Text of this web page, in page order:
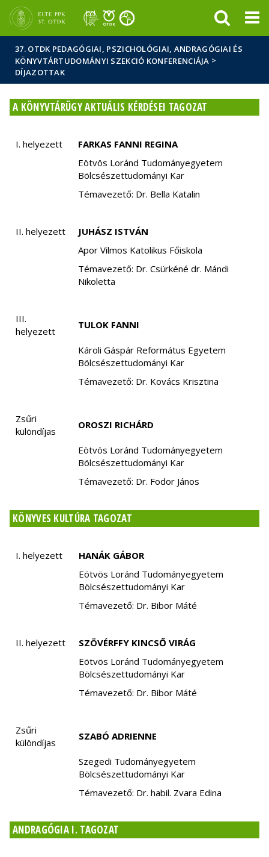
Hírek
Események
ELTE a
sajtóban
37. OTDK PEDAGÓGIAI, PSZICHOLÓGIAI, ANDRAGÓGIAI ÉS
KÖNYVTÁRTUDOMÁNYI SZEKCIÓ KONFERENCIÁJA >
DÍJAZOTTAK
A KÖNYVTÁRÜGY AKTUÁLIS KÉRDÉSEI TAGOZAT
I. helyezett
FARKAS FANNI REGINA
Eötvös Loránd Tudományegyetem
Bölcsészettudományi Kar
Témavezető: Dr. Bella Katalin
II. helyezett
JUHÁSZ ISTVÁN
Apor Vilmos Katolikus Főiskola
Témavezető: Dr. Csürkéné dr. Mándi
Nikoletta
III.
helyezett
TULOK FANNI
Károli Gáspár Református Egyetem
Bölcsészettudományi Kar
Témavezető: Dr. Kovács Krisztina
Zsűri
különdíjas
OROSZI RICHÁRD
Eötvös Loránd Tudományegyetem
Bölcsészettudományi Kar
Témavezető: Dr. Fodor János
KÖNYVES KULTÚRA TAGOZAT
I. helyezett
HANÁK GÁBOR
Eötvös Loránd Tudományegyetem
Bölcsészettudományi Kar
Témavezető: Dr. Bibor Máté
II. helyezett
SZÖVÉRFFY KINCSŐ VIRÁG
Eötvös Loránd Tudományegyetem
Bölcsészettudományi Kar
Témavezető: Dr. Bibor Máté
Zsűri
különdíjas
SZABÓ ADRIENNE
Szegedi Tudományegyetem
Bölcsészettudományi Kar
Témavezető: Dr. habil. Zvara Edina
ANDRAGÓGIA I. TAGOZAT